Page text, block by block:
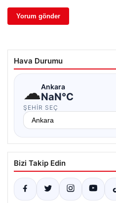
Hava Durumu
☁Ankara
NaN°C
ŞEHIR SEÇ
Bizi Takip Edin